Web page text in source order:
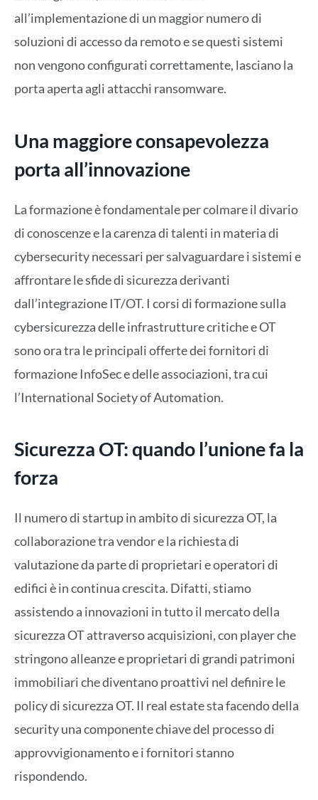
all’implementazione di un maggior numero di
soluzioni di accesso da remoto e se questi sistemi
non vengono configurati correttamente, lasciano la
porta aperta agli attacchi ransomware.
Una maggiore consapevolezza
porta all’innovazione
La formazione è fondamentale per colmare il divario
di conoscenze e la carenza di talenti in materia di
cybersecurity necessari per salvaguardare i sistemi e
affrontare le sfide di sicurezza derivanti
dall’integrazione IT/OT. I corsi di formazione sulla
cybersicurezza delle infrastrutture critiche e OT
sono ora tra le principali offerte dei fornitori di
formazione InfoSec e delle associazioni, tra cui
l’International Society of Automation.
Sicurezza OT: quando l’unione fa la
forza
Il numero di startup in ambito di sicurezza OT, la
collaborazione tra vendor e la richiesta di
valutazione da parte di proprietari e operatori di
edifici è in continua crescita. Difatti, stiamo
assistendo a innovazioni in tutto il mercato della
sicurezza OT attraverso acquisizioni, con player che
stringono alleanze e proprietari di grandi patrimoni
immobiliari che diventano proattivi nel definire le
policy di sicurezza OT. Il real estate sta facendo della
security una componente chiave del processo di
approvvigionamento e i fornitori stanno
rispondendo.